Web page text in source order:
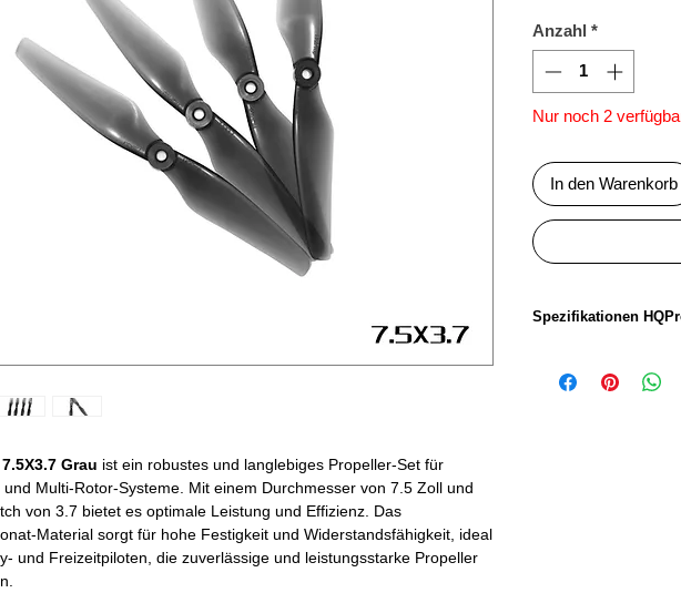
Grau ist ein robustes und langlebiges Propeller-Set für
und Multi-Rotor-Systeme. Mit einem Durchmesser von 7.5 Zoll und
von 3.7 bietet es optimale Leistung und Effizienz. Das
Material sorgt für hohe Festigkeit und Widerstandsfähigkeit, ideal
und Freizeitpiloten, die zuverlässige und leistungsstarke Propeller
Anzahl *
Nur noch 2
In den Warenkorb
Spezifikationen
Propellergrösse: